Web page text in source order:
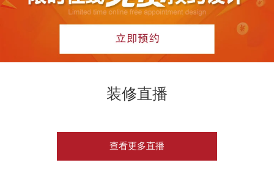
装修直播
查看更多直播